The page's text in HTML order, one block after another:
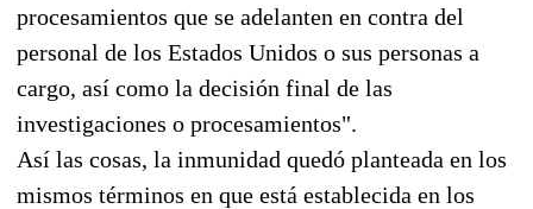
procesamientos que se adelanten en contra del
personal de los Estados Unidos o sus personas a
cargo, así como la decisión final de las
investigaciones o procesamientos".
Así las cosas, la inmunidad quedó planteada en los
mismos términos en que está establecida en los